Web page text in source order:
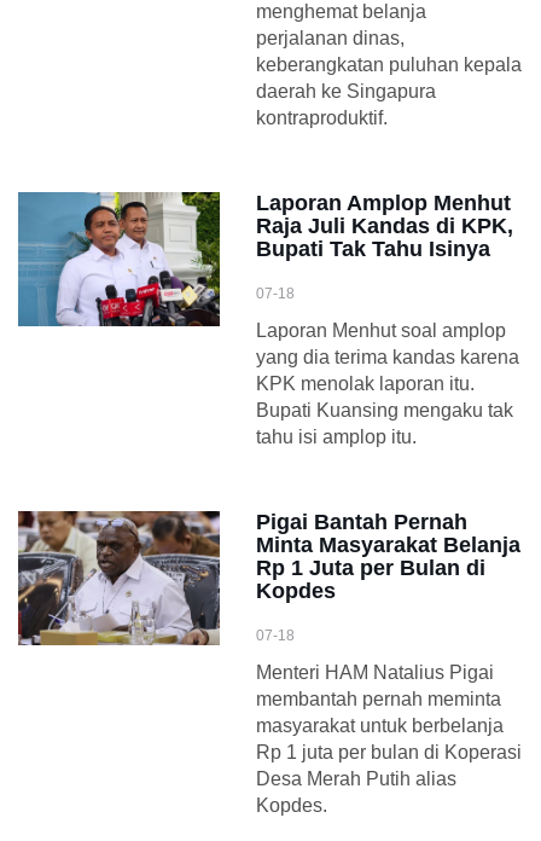
menghemat belanja
perjalanan dinas,
keberangkatan puluhan kepala
daerah ke Singapura
kontraproduktif.
Laporan Amplop Menhut
Raja Juli Kandas di KPK,
Bupati Tak Tahu Isinya
07-18
Laporan Menhut soal amplop
yang dia terima kandas karena
KPK menolak laporan itu.
Bupati Kuansing mengaku tak
tahu isi amplop itu.
Pigai Bantah Pernah
Minta Masyarakat Belanja
Rp 1 Juta per Bulan di
Kopdes
07-18
Menteri HAM Natalius Pigai
membantah pernah meminta
masyarakat untuk berbelanja
Rp 1 juta per bulan di Koperasi
Desa Merah Putih alias
Kopdes.